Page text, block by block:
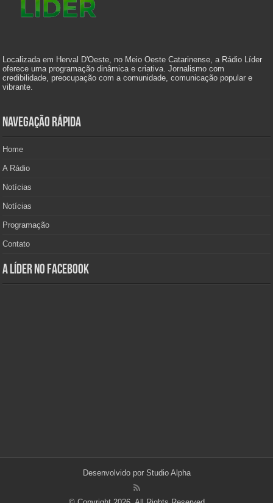
Localizada em Herval D'Oeste, no Meio Oeste Catarinense, a Rádio Líder
oferece uma programação dinâmica e criativa. Jornalismo com
credibilidade, preocupação com a comunidade, comunicação popular e
vibrante.
Navegação Rápida
Home
A Rádio
Notícias
Notícias
Programação
Contato
A Líder no Facebook
Desenvolvido por Studio Alpha